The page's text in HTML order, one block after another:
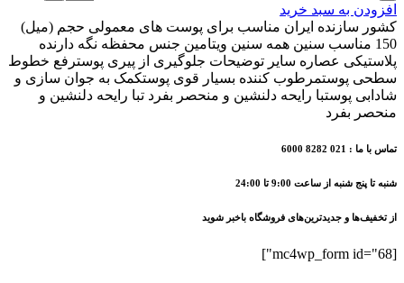
افزودن به سبد خرید
کشور سازنده ایران مناسب برای پوست های معمولی حجم (میل)
150 مناسب سنین همه سنین ویتامین جنس محفظه نگه دارنده
پلاستیکی عصاره سایر توضیحات جلوگیری از پیری پوسترفع خطوط
سطحی پوستمرطوب کننده بسیار قوی پوستکمک به جوان سازی و
شادابی پوستبا رایحه دلنشین و منحصر بفرد تبا رایحه دلنشین و
منحصر بفرد
تماس با ما : 021 8282 6000
شنبه تا پنج شنبه از ساعت 9:00 تا 24:00
از تخفیف‌ها و جدیدترین‌های فروشگاه باخبر شوید
[mc4wp_form id="68"]